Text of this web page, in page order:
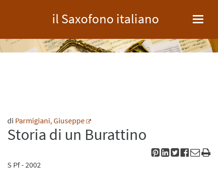
il Saxofono italiano
di Parmigiani, Giuseppe
Storia di un Burattino
S Pf- 2002